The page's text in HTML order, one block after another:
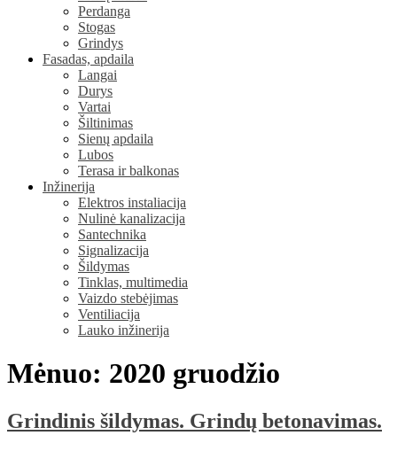
Perdanga
Stogas
Grindys
Fasadas, apdaila
Langai
Durys
Vartai
Šiltinimas
Sienų apdaila
Lubos
Terasa ir balkonas
Inžinerija
Elektros instaliacija
Nulinė kanalizacija
Santechnika
Signalizacija
Šildymas
Tinklas, multimedia
Vaizdo stebėjimas
Ventiliacija
Lauko inžinerija
Mėnuo: 2020 gruodžio
Grindinis šildymas. Grindų betonavimas.